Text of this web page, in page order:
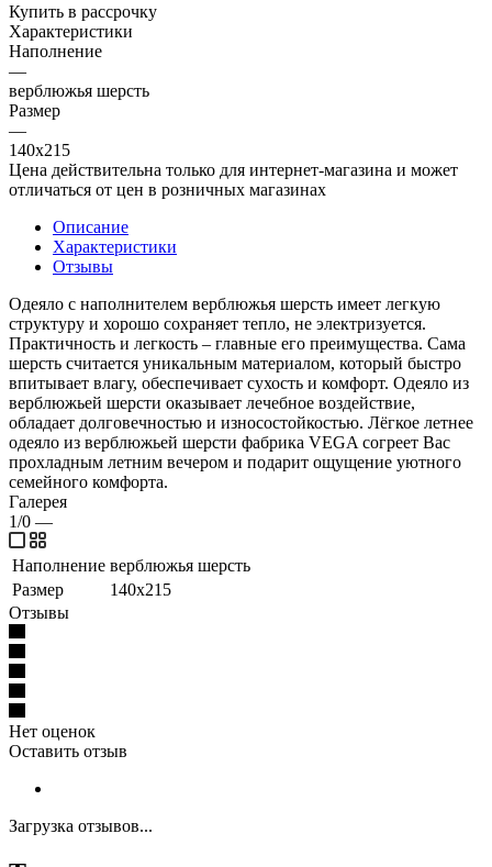
Купить в рассрочку
Характеристики
Наполнение
—
верблюжья шерсть
Размер
—
140x215
Цена действительна только для интернет-магазина и может
отличаться от цен в розничных магазинах
Описание
Характеристики
Отзывы
Одеяло с наполнителем верблюжья шерсть имеет легкую
структуру и хорошо сохраняет тепло, не электризуется.
Практичность и легкость – главные его преимущества. Сама
шерсть считается уникальным материалом, который быстро
впитывает влагу, обеспечивает сухость и комфорт. Одеяло из
верблюжьей шерсти оказывает лечебное воздействие,
обладает долговечностью и износостойкостью. Лёгкое летнее
одеяло из верблюжьей шерсти фабрика VEGA согреет Вас
прохладным летним вечером и подарит ощущение уютного
семейного комфорта.
Галерея
1/0 —
Наполнение верблюжья шерсть
Размер
140x215
Отзывы
Нет оценок
Оставить отзыв
Загрузка отзывов...